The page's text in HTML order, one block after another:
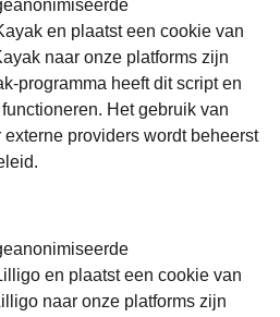
en plaatst een cookie van
naar onze platforms zijn
programma heeft dit script en
Het gebruik van
providers wordt beheerst
en plaatst een cookie van
naar onze platforms zijn